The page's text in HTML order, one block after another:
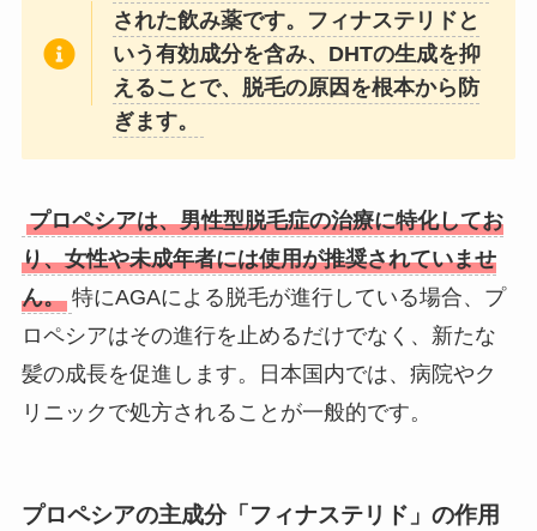
された飲み薬です。フィナステリドと
いう有効成分を含み、DHTの生成を抑
えることで、脱毛の原因を根本から防
ぎます。
プロペシアは、男性型脱毛症の治療に特化してお
り、女性や未成年者には使用が推奨されていませ
ん。 特にAGAによる脱毛が進行している場合、プ
ロペシアはその進行を止めるだけでなく、新たな
髪の成長を促進します。日本国内では、病院やク
リニックで処方されることが一般的です。
プロペシアの主成分「フィナステリド」の作用